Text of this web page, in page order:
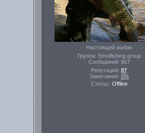
Настоящий рыбак
Группа: Smolfishing group
Сообщений: 867
Репутация: 87
Замечания: 0%
Статус: Offline